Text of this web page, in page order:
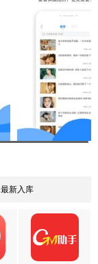
最新入库